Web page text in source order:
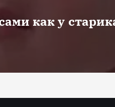
как у